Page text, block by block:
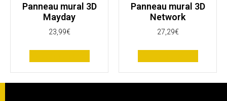
Panneau mural 3D
Mayday
23,99€
Panneau mural 3D
Network
27,29€